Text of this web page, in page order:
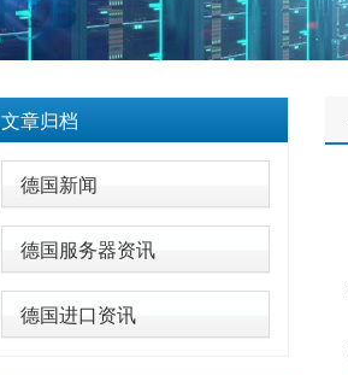
文章归档
德国新闻
德国服务器资讯
德国进口资讯